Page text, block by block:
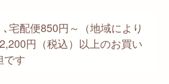
宅配便850円～（地域により
円（税込）以上のお買い
です